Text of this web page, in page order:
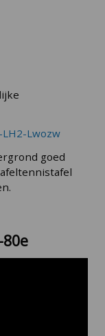
Lwozw
goed